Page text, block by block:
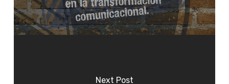
Next Post